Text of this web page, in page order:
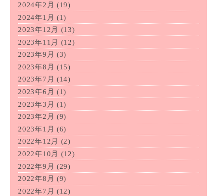
2024年2月 (19)
2024年1月 (1)
2023年12月
(13)
2023年11月
(12)
2023年9月 (3)
2023年8月 (15)
2023年7月 (14)
2023年6月 (1)
2023年3月 (1)
2023年2月 (9)
2023年1月 (6)
2022年12月
(2)
2022年10月
(12)
2022年9月 (29)
2022年8月 (9)
2022年7月 (12)